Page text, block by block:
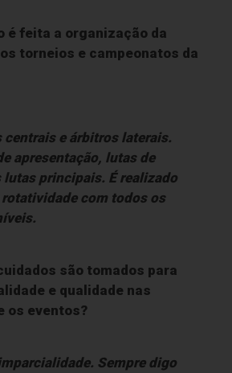
é feita a organização da
torneios e campeonatos da
centrais e árbitros laterais.
apresentação, lutas de
lutas principais. É realizado
com todos os
são tomados para
e qualidade nas
os eventos?
Sempre digo